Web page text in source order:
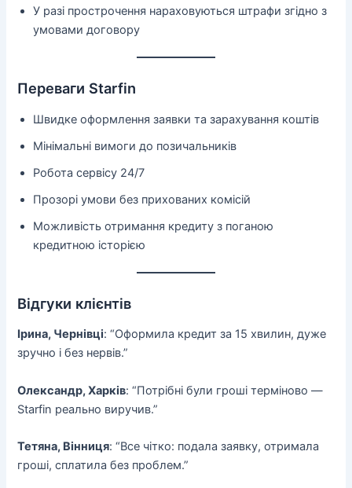
У разі прострочення нараховуються штрафи згідно з
умовами договору
Переваги Starfin
Швидке оформлення заявки та зарахування коштів
Мінімальні вимоги до позичальників
Робота сервісу 24/7
Прозорі умови без прихованих комісій
Можливість отримання кредиту з поганою
кредитною історією
Відгуки клієнтів
Ірина, Чернівці: “Оформила кредит за 15 хвилин, дуже
зручно і без нервів.”
Олександр, Харків: “Потрібні були гроші терміново —
Starfin реально виручив.”
Тетяна, Вінниця: “Все чітко: подала заявку, отримала
гроші, сплатила без проблем.”